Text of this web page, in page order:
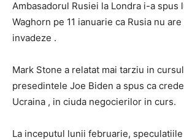
Ambasadorul Rusiei la Londra i-a spus
Waghorn pe 11 ianuarie ca Rusia nu
invadeze .
Mark Stone a relatat mai tarziu in
presedintele Joe Biden a spus ca
Ucraina , in ciuda negocierilor in curs.
La inceputul lunii februarie,